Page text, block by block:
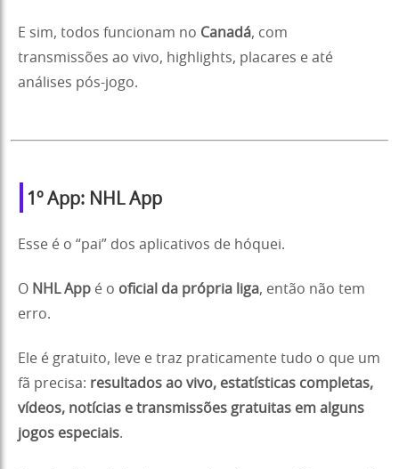
E sim, todos funcionam no Canadá, com
transmissões ao vivo, highlights, placares e até
análises pós-jogo.
1º App: NHL App
Esse é o “pai” dos aplicativos de hóquei.
O NHL App é o oficial da própria liga, então não tem
erro.
Ele é gratuito, leve e traz praticamente tudo o que um
fã precisa: resultados ao vivo, estatísticas completas,
vídeos, notícias e transmissões gratuitas em alguns
jogos especiais.